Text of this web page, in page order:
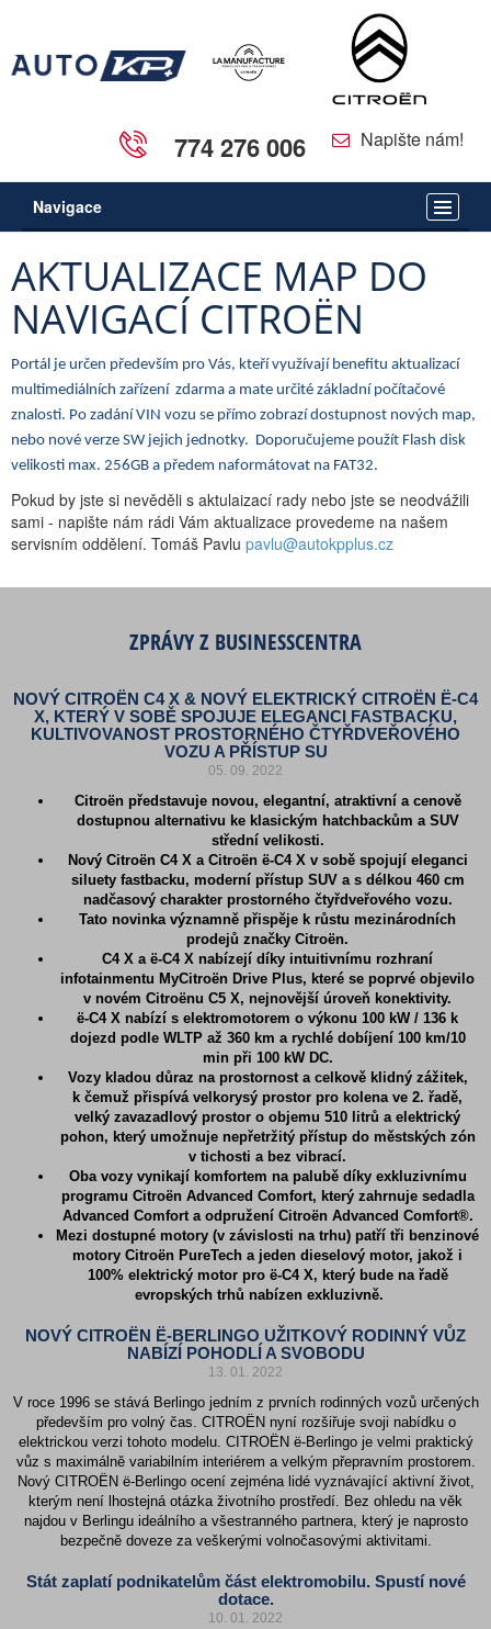
774 276 006 Napište nám!
Navigace
AKTUALIZACE MAP DO
NAVIGACÍ CITROËN
Portál je určen především pro Vás, kteří využívají benefitu aktualizací
multimediálních zařízení zdarma a mate určité základní počítačové
znalosti. Po zadání VIN vozu se přímo zobrazí dostupnost nových map,
nebo nové verze SW jejich jednotky. Doporučujeme použít Flash disk
velikosti max. 256GB a předem naformátovat na FAT32.
Pokud by jste si nevěděli s aktulaizací rady nebo jste se neodvážili
sami - napište nám rádi Vám aktualizace provedeme na našem
servisním oddělení. Tomáš Pavlu pavlu@autokpplus.cz
ZPRÁVY Z BUSINESSCENTRA
NOVÝ CITROËN C4 X & NOVÝ ELEKTRICKÝ CITROËN Ë-C4
X, KTERÝ V SOBĚ SPOJUJE ELEGANCI FASTBACKU,
KULTIVOVANOST PROSTORNÉHO ČTYŘDVEŘOVÉHO
VOZU A PŘÍSTUP SU
05. 09. 2022
Citroën představuje novou, elegantní, atraktivní a cenově
dostupnou alternativu ke klasickým hatchbackům a SUV
střední velikosti.
Nový Citroën C4 X a Citroën ë-C4 X v sobě spojují eleganci
siluety fastbacku, moderní přístup SUV a s délkou 460 cm
nadčasový charakter prostorného čtyřdveřového vozu.
Tato novinka významně přispěje k růstu mezinárodních
prodejů značky Citroën.
C4 X a ë-C4 X nabízejí díky intuitivnímu rozhraní
infotainmentu MyCitroën Drive Plus, které se poprvé objevilo
v novém Citroënu C5 X, nejnovější úroveň konektivity.
ë-C4 X nabízí s elektromotorem o výkonu 100 kW / 136 k
dojezd podle WLTP až 360 km a rychlé dobíjení 100 km/10
min při 100 kW DC.
Vozy kladou důraz na prostornost a celkově klidný zážitek,
k čemuž přispívá velkorysý prostor pro kolena ve 2. řadě,
velký zavazadlový prostor o objemu 510 litrů a elektrický
pohon, který umožnuje nepřetržitý přístup do městských zón
v tichosti a bez vibrací.
Oba vozy vynikají komfortem na palubě díky exkluzivnímu
programu Citroën Advanced Comfort, který zahrnuje sedadla
Advanced Comfort a odpružení Citroën Advanced Comfort®.
Mezi dostupné motory (v závislosti na trhu) patří tři benzinové
motory Citroën PureTech a jeden dieselový motor, jakož i
100% elektrický motor pro ë-C4 X, který bude na řadě
evropských trhů nabízen exkluzivně.
NOVÝ CITROËN Ë-BERLINGO UŽITKOVÝ RODINNÝ VŮZ
NABÍZÍ POHODLÍ A SVOBODU
13. 01. 2022
V roce 1996 se stává Berlingo jedním z prvních rodinných vozů určených
především pro volný čas. CITROËN nyní rozšiřuje svoji nabídku o
elektrickou verzi tohoto modelu. CITROËN ë-Berlingo je velmi praktický
vůz s maximálně variabilním interiérem a velkým přepravním prostorem.
Nový CITROËN ë-Berlingo ocení zejména lidé vyznávající aktivní život,
kterým není lhostejná otázka životního prostředí. Bez ohledu na věk
najdou v Berlingu ideálního a všestranného partnera, který je naprosto
bezpečně doveze za veškerými volnočasovými aktivitami.
Stát zaplatí podnikatelům část elektromobilu. Spustí nové
dotace.
10. 01. 2022